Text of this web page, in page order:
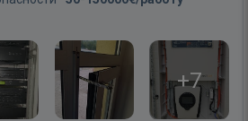
+7